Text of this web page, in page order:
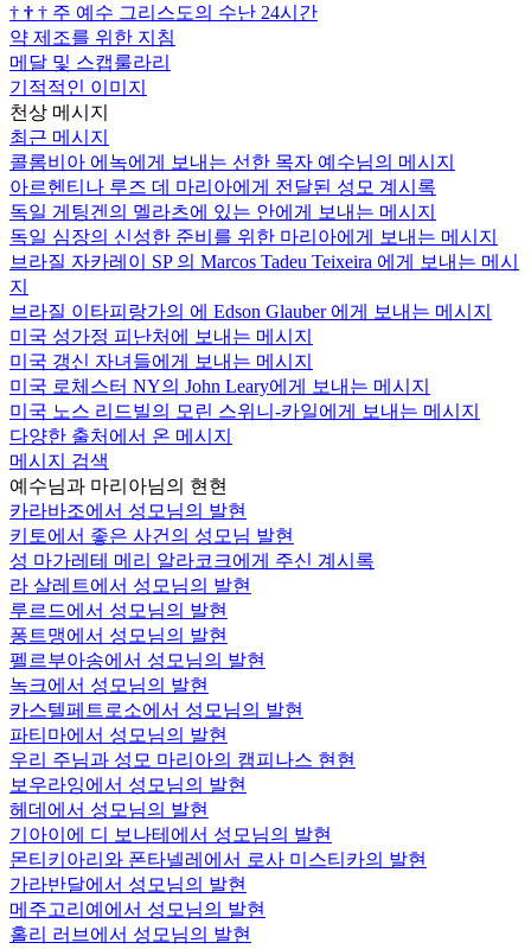
† † † 주 예수 그리스도의 수난 24시간
약 제조를 위한 지침
메달 및 스캡룰라리
기적적인 이미지
천상 메시지
최근 메시지
콜롬비아 에녹에게 보내는 선한 목자 예수님의 메시지
아르헨티나 루즈 데 마리아에게 전달된 성모 계시록
독일 게팅겐의 멜라츠에 있는 안에게 보내는 메시지
독일 심장의 신성한 준비를 위한 마리아에게 보내는 메시지
브라질 자카레이 SP 의 Marcos Tadeu Teixeira 에게 보내는 메시
지
브라질 이타피랑가의 에 Edson Glauber 에게 보내는 메시지
미국 성가정 피난처에 보내는 메시지
미국 갱신 자녀들에게 보내는 메시지
미국 로체스터 NY의 John Leary에게 보내는 메시지
미국 노스 리드빌의 모린 스위니-카일에게 보내는 메시지
다양한 출처에서 온 메시지
메시지 검색
예수님과 마리아님의 현현
카라바조에서 성모님의 발현
키토에서 좋은 사건의 성모님 발현
성 마가레테 메리 알라코크에게 주신 계시록
라 살레트에서 성모님의 발현
루르드에서 성모님의 발현
퐁트맹에서 성모님의 발현
펠르부아송에서 성모님의 발현
녹크에서 성모님의 발현
카스텔페트로소에서 성모님의 발현
파티마에서 성모님의 발현
우리 주님과 성모 마리아의 캠피나스 현현
보우라잉에서 성모님의 발현
헤데에서 성모님의 발현
기아이에 디 보나테에서 성모님의 발현
몬티키아리와 폰타넬레에서 로사 미스티카의 발현
가라반달에서 성모님의 발현
메주고리예에서 성모님의 발현
홀리 러브에서 성모님의 발현